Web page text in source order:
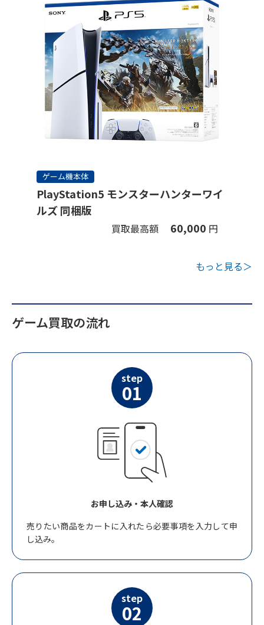
ゲーム機本体
PlayStation5 モンスターハンターワイ
ルズ 同梱版
買取最高額 60,000 円
もっと見る＞
ゲーム買取の流れ
step
01
お申し込み・本人確認
売りたい商品をカートに入れたら必要事項を入力して申
し込み。
step
02